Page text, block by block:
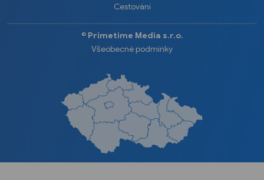
Cestování
©️ Primetime Media s.r.o.
Všeobecné podmínky